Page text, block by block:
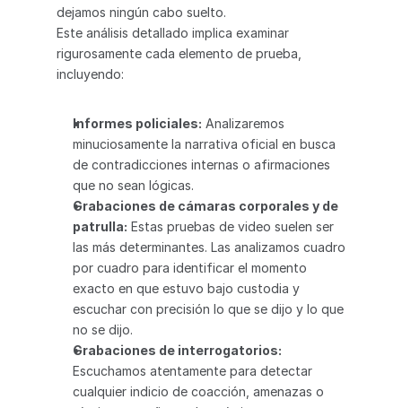
dejamos ningún cabo suelto.
Este análisis detallado implica examinar
rigurosamente cada elemento de prueba,
incluyendo:
Informes policiales: Analizaremos
minuciosamente la narrativa oficial en busca
de contradicciones internas o afirmaciones
que no sean lógicas.
Grabaciones de cámaras corporales y de
patrulla: Estas pruebas de video suelen ser
las más determinantes. Las analizamos cuadro
por cuadro para identificar el momento
exacto en que estuvo bajo custodia y
escuchar con precisión lo que se dijo y lo que
no se dijo.
Grabaciones de interrogatorios:
Escuchamos atentamente para detectar
cualquier indicio de coacción, amenazas o